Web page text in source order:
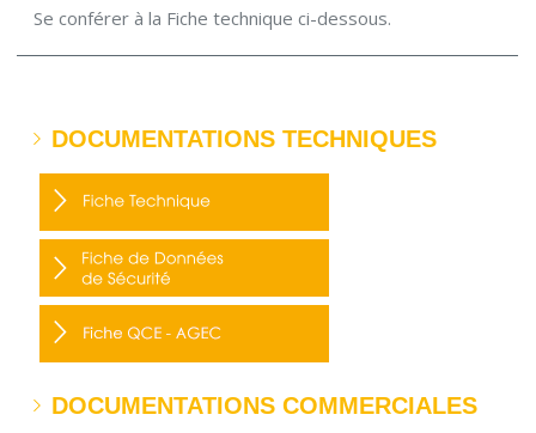
Conditionnement
15 L
Se conférer à la Fiche technique ci-dessous.
DOCUMENTATIONS TECHNIQUES
DOCUMENTATIONS COMMERCIALES